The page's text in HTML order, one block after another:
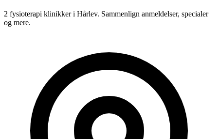
2 fysioterapi klinikker i Hårlev. Sammenlign anmeldelser, specialer
og mere.